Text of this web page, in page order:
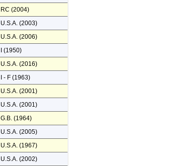
RC (2004)
U.S.A. (2003)
U.S.A. (2006)
I (1950)
U.S.A. (2016)
I - F (1963)
U.S.A. (2001)
U.S.A. (2001)
G.B. (1964)
U.S.A. (2005)
U.S.A. (1967)
U.S.A. (2002)